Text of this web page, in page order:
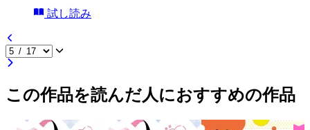
試し読み
この作品を読んだ人におすすめの作品